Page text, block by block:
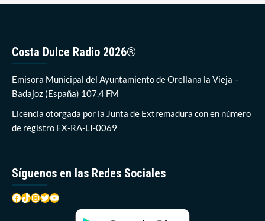
de
Orellana
Costa Dulce Radio 2026®
Emisora Municipal del Ayuntamiento de Orellana la Vieja –
Badajoz (España) 107.4 FM
Licencia otorgada por la Junta de Extremadura con en número
de registro EX-RA-LI-0069
Síguenos en las Redes Sociales
Facebook
TikTok
Instagram
Twitter
YouTube